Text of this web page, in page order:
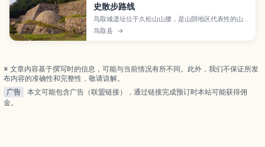
史散步路线
鸟取城遗址位于久松山山腰，是山阴地区代表性的山
城遗迹，可在宏伟石垣之间漫步，并俯瞰鸟取市区与
日本海风景。本文介绍鸟取城的历史背景、必看石垣
鸟取县 →
※ 文章内容基于撰写时的信息，可能与当前情况有所不同。此外，我们不保证所发
布内容的准确性和完整性，敬请谅解。
广告
本文可能包含广告（联盟链接），通过链接完成预订时本站可能获得佣
金。